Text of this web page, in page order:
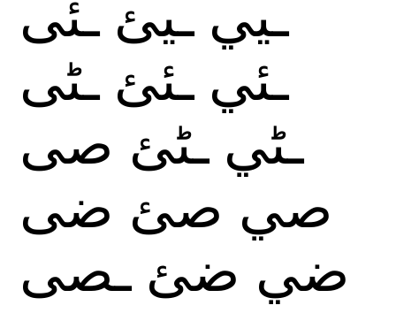
ـيي ـيئ ـئى
ـئي ـئئ ـٹى
ـٹي ـٹئ صى
صي صئ ضى
ضي ضئ ـصى